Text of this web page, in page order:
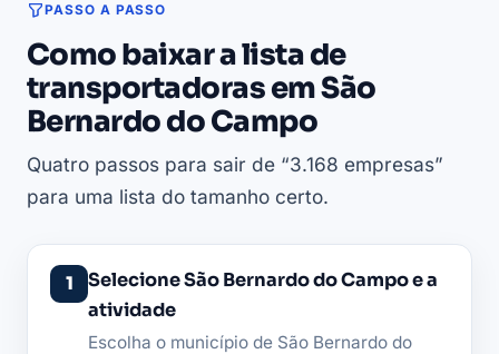
PASSO A PASSO
Como baixar a lista de
transportadoras em São
Bernardo do Campo
Quatro passos para sair de “3.168 empresas”
para uma lista do tamanho certo.
Selecione São Bernardo do Campo e a
atividade
Escolha o município de São Bernardo do